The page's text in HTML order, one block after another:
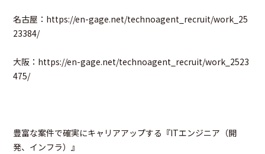
名古屋： https://en-gage.net/technoagent_recruit/work_25
23384/
大阪： https://en-gage.net/technoagent_recruit/work_2523
475/
豊富な案件で確実にキャリアアップする『ITエンジニア（開
発、インフラ）』